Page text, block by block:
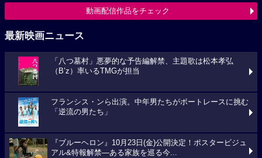
動画配信作品をチェック
最新映画ニュース
「八つ墓村」悪夢的な予告編解禁、主題歌は松本孝弘
（B’z）率いるTMGが担当
フランシス・ンら出演。中年男たちがボートレースに挑む
「逆流の男たち」
『ブルーヘロン』10月23日(金)公開決定！ポスタービジュ
アル&特報解禁―ある家族を巡る今...